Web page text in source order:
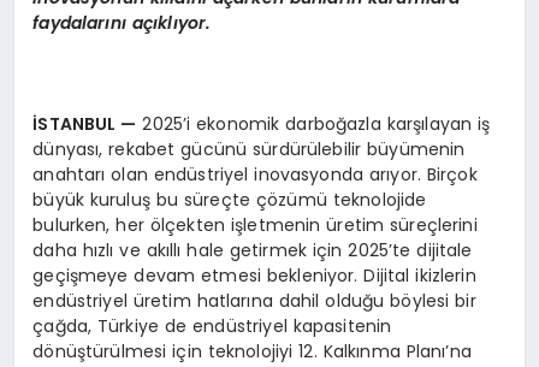
faydalarını açıklıyor.
İSTANBUL — 2025’i ekonomik darboğazla karşılayan iş
dünyası, rekabet gücünü sürdürülebilir büyümenin
anahtarı olan endüstriyel inovasyonda arıyor. Birçok
büyük kuruluş bu süreçte çözümü teknolojide
bulurken, her ölçekten işletmenin üretim süreçlerini
daha hızlı ve akıllı hale getirmek için 2025’te dijitale
geçişmeye devam etmesi bekleniyor. Dijital ikizlerin
endüstriyel üretim hatlarına dahil olduğu böylesi bir
çağda, Türkiye de endüstriyel kapasitenin
dönüştürülmesi için teknolojiyi 12. Kalkınma Planı’na